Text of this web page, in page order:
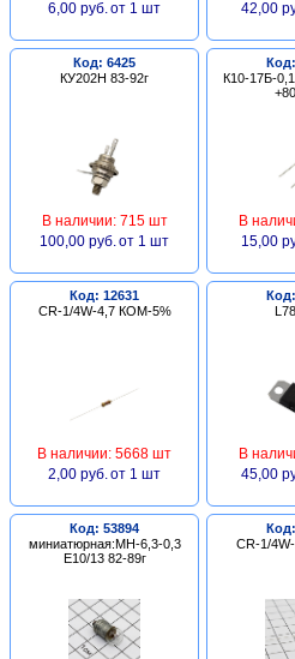
6,00 руб. от 1 шт
42,00
Код: 6425
КУ202Н 83-92г
В наличии: 715 шт
100,00 руб. от 1 шт
К10-17Б-
В
15,00
Код: 12631
CR-1/4W-4,7 КОМ-5%
В наличии: 5668 шт
2,00 руб. от 1 шт
В
45,00
Код: 53894
миниатюрная:МН-6,3-0,3
Е10/13 82-89г
CR-1/